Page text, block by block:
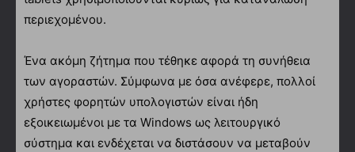
περιεχομένου.
Ένα ακόμη ζήτημα που τέθηκε αφορά τη συνήθεια
των αγοραστών. Σύμφωνα με όσα ανέφερε, πολλοί
χρήστες φορητών υπολογιστών είναι ήδη
εξοικειωμένοι με τα Windows ως λειτουργικό
σύστημα και ενδέχεται να διστάσουν να μεταβούν